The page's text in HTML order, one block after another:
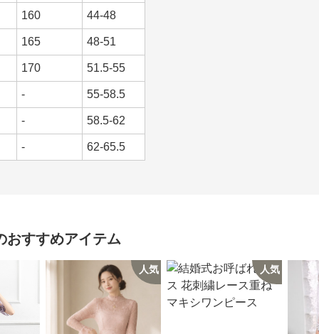
160 44-48
165 48-51
170 51.5-55
- 55-58.5
- 58.5-62
- 62-65.5
おすすめアイテム
人気 人気